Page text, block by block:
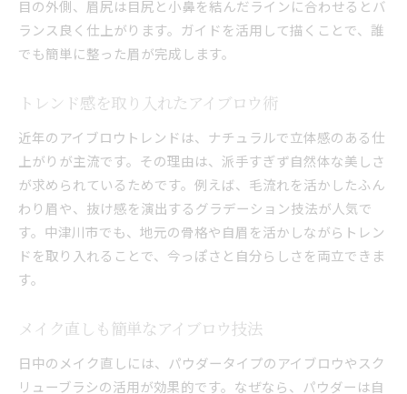
目の外側、眉尻は目尻と小鼻を結んだラインに合わせるとバ
ランス良く仕上がります。ガイドを活用して描くことで、誰
でも簡単に整った眉が完成します。
トレンド感を取り入れたアイブロウ術
近年のアイブロウトレンドは、ナチュラルで立体感のある仕
上がりが主流です。その理由は、派手すぎず自然体な美しさ
が求められているためです。例えば、毛流れを活かしたふん
わり眉や、抜け感を演出するグラデーション技法が人気で
す。中津川市でも、地元の骨格や自眉を活かしながらトレン
ドを取り入れることで、今っぽさと自分らしさを両立できま
す。
メイク直しも簡単なアイブロウ技法
日中のメイク直しには、パウダータイプのアイブロウやスク
リューブラシの活用が効果的です。なぜなら、パウダーは自